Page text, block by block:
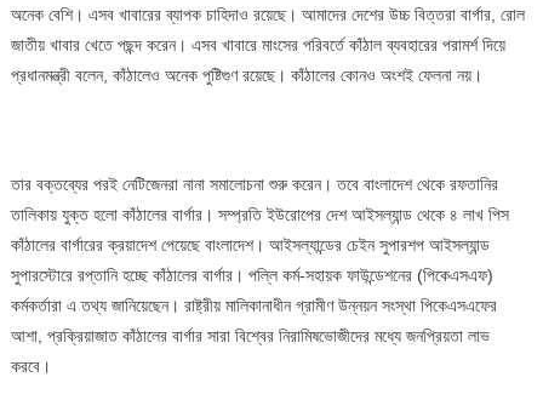
অনেক বেশি। এসব খাবারের ব্যাপক চাহিদাও রয়েছে। আমাদের দেশের উচ্চ বিত্তরা বার্গার, রোল
জাতীয় খাবার খেতে পছন্দ করেন। এসব খাবারে মাংসের পরিবর্তে কাঁঠাল ব্যবহারের পরামর্শ দিয়ে
প্রধানমন্ত্রী বলেন, কাঁঠালেও অনেক পুষ্টিগুণ রয়েছে। কাঁঠালের কোনও অংশই ফেলনা নয়।
তার বক্তব্যের পরই নেটিজেনরা নানা সমালোচনা শুরু করেন। তবে বাংলাদেশ থেকে রফতানির
তালিকায় যুক্ত হলো কাঁঠালের বার্গার। সম্প্রতি ইউরোপের দেশ আইসল্যান্ড থেকে ৪ লাখ পিস
কাঁঠালের বার্গারের ক্রয়াদেশ পেয়েছে বাংলাদেশ। আইসল্যান্ডের চেইন সুপারশপ আইসল্যান্ড
সুপারস্টোরে রপ্তানি হচ্ছে কাঁঠালের বার্গার। পল্লি কর্ম-সহায়ক ফাউন্ডেশনের (পিকেএসএফ)
কর্মকর্তারা এ তথ্য জানিয়েছেন। রাষ্ট্রীয় মালিকানাধীন গ্রামীণ উন্নয়ন সংস্থা পিকেএসএফের
আশা, প্রক্রিয়াজাত কাঁঠালের বার্গার সারা বিশ্বের নিরামিষভোজীদের মধ্যে জনপ্রিয়তা লাভ
করবে।